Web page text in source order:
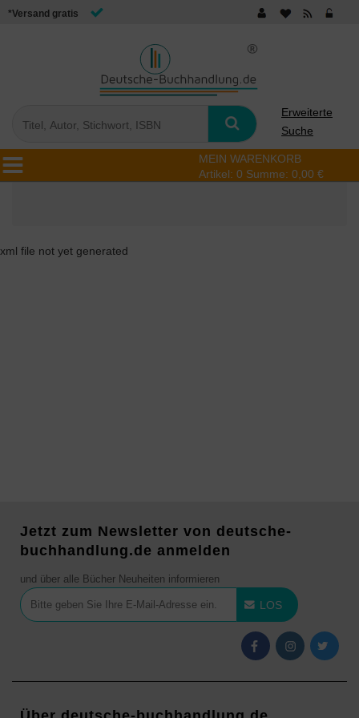
*Versand gratis
Erweiterte
Suche
MEIN WARENKORB
Artikel: 0 Summe: 0,00 €
xml file not yet generated
Jetzt zum Newsletter von deutsche-
buchhandlung.de anmelden
und über alle Bücher Neuheiten informieren
LOS